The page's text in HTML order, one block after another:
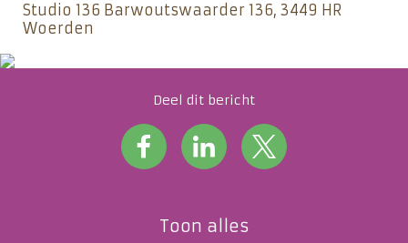
Studio 136 Barwoutswaarder 136, 3449 HR
Woerden
Deel dit bericht
Toon alles